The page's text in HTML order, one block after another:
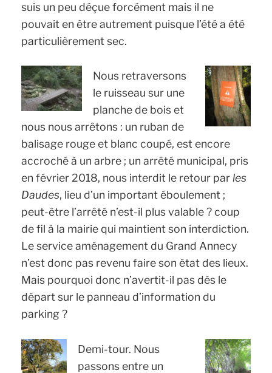
suis un peu déçue forcément mais il ne
pouvait en être autrement puisque l’été a été
particulièrement sec.
Nous retraversons
le ruisseau sur une
planche de bois et
nous nous arrêtons : un ruban de
balisage rouge et blanc coupé, est encore
accroché à un arbre ; un arrêté municipal, pris
en février 2018, nous interdit le retour parles
Daudes, lieu d’un important éboulement ;
peut-être l’arrêté n’est-il plus valable ? coup
de fil à la mairie qui maintient son interdiction.
Le service aménagement du Grand Annecy
n’est donc pas revenu faire son état des lieux.
Mais pourquoi donc n’avertit-il pas dès le
départ sur le panneau d’information du
parking ?
Demi-tour. Nous
passons entre un